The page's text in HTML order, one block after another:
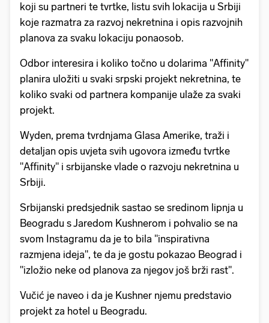
koji su partneri te tvrtke, listu svih lokacija u Srbiji
koje razmatra za razvoj nekretnina i opis razvojnih
planova za svaku lokaciju ponaosob.
Odbor interesira i koliko točno u dolarima "Affinity"
planira uložiti u svaki srpski projekt nekretnina, te
koliko svaki od partnera kompanije ulaže za svaki
projekt.
Wyden, prema tvrdnjama Glasa Amerike, traži i
detaljan opis uvjeta svih ugovora između tvrtke
"Affinity" i srbijanske vlade o razvoju nekretnina u
Srbiji.
Srbijanski predsjednik sastao se sredinom lipnja u
Beogradu s Jaredom Kushnerom i pohvalio se na
svom Instagramu da je to bila "inspirativna
razmjena ideja", te da je gostu pokazao Beograd i
"izložio neke od planova za njegov još brži rast".
Vučić je naveo i da je Kushner njemu predstavio
projekt za hotel u Beogradu.